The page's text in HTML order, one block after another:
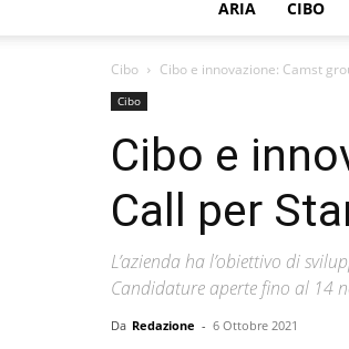
ARIA CIBO
Cibo Cibo e innovazione: Camst
Cibo
Cibo e
Call per
L’azienda ha l’obiettivo di
Candidature aperte fino al 14
Da Redazione - 6 Ottobre 2021